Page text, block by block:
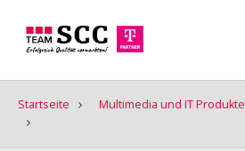
Startseite Multimedia und IT Produkte